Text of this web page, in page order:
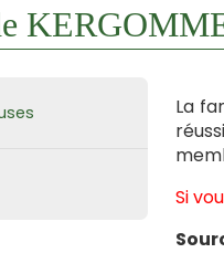
La
Si